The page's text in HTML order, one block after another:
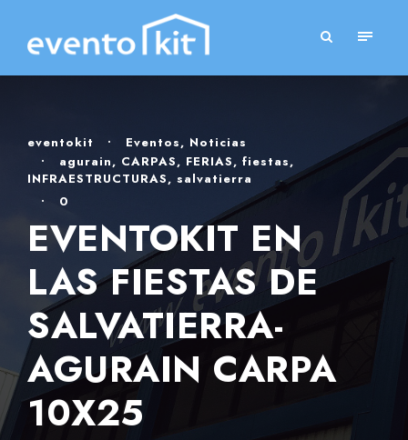
eventokit • Eventos, Noticias
•
agurain, CARPAS, FERIAS, fiestas,
INFRAESTRUCTURAS, salvatierra
•
0
EVENTOKIT EN
LAS FIESTAS DE
SALVATIERRA-
AGURAIN CARPA
10X25